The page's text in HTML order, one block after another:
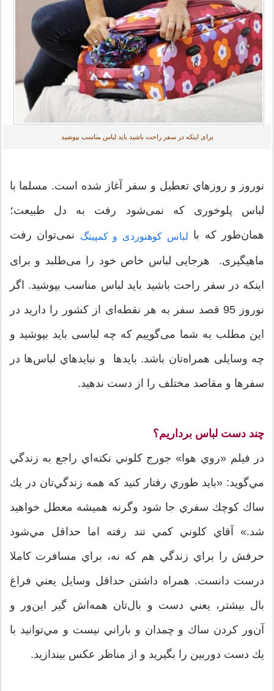
برای اینکه در سفر راحت باشید باید لباس مناسب بپوشید
نوروز و روزهاي تعطيل و سفر آغاز شده است. مسلما با
لباس پلوخوری که نمی‌شود رفت به دل طبیعت؛
همان‌طور که با لباس کوهنوردی و کمپینگ نمی‌توان رفت
ماهیگیری. هرجایی لباس خاص خود را می‌طلبد و برای
اینکه در سفر راحت باشید باید لباس مناسب بپوشید. اگر
نوروز 95 قصد سفر به هر نقطه‌ای از کشور را دارید در
این مطلب به شما می‌گوییم که چه لباسی باید بپوشید و
چه وسایلی همراه‌تان باشد. بايدها و نبايدهاي لباس‌ها در
سفرها و مقاصد مختلف را از دست ندهيد.
چند دست لباس برداریم؟
در فيلم «روي هوا» جورج كلوني نكته‌اي راجع به زندگي
مي‌گويد:‌ «بايد طوري رفتار كنيد كه همه زندگي‌تان در يك
ساك كوچك سفري جا شود وگرنه هميشه معطل خواهيد
شد.» آقاي كلوني كمي تند رفته اما حداقل مي‌شود
حرفش را براي زندگي هم كه نه، براي مسافرت كاملا
درست دانست. همراه داشتن حداقل وسايل يعني فراغ
بال بيشتر، يعني دست و بال‌تان همه‌اش‌ گير اين‌ور و
آن‌ور كردن ساك و چمدان و باراني نيست و مي‌توانيد با
يك دست دوربين را بگيريد و از مناظر عكس بيندازيد.